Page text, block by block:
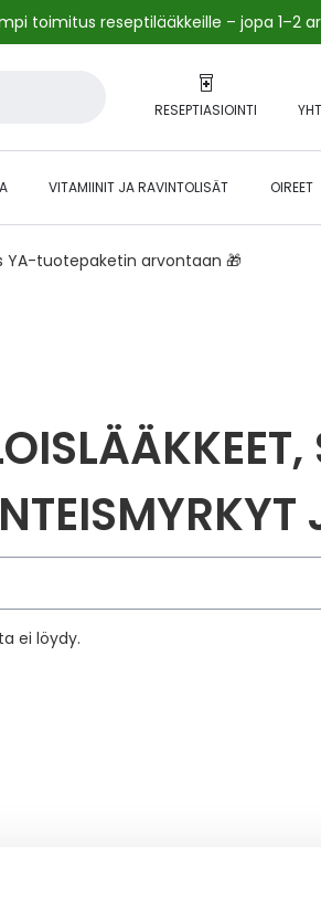
toimitus reseptilääkkeille – jopa 1–2
RESEPTIASIOINTI
VITAMIINIT JA RAVINTOLISÄT OIREET
YA-tuotepaketin arvontaan 🎁
ei löydy.